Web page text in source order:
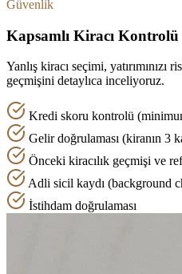
Güvenlik
Kapsamlı Kiracı Kontrolü
Yanlış kiracı seçimi,
geçmişini detaylıca inceliyoruz.
Kredi skoru kontrolü
Gelir doğrulaması (kiranın 3
Önceki kiracılık geçmişi ve
Adli sicil kaydı (background
İstihdam doğrulaması